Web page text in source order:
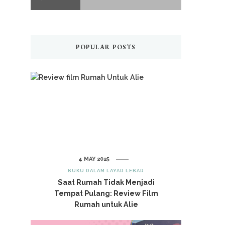
POPULAR POSTS
BUKU DALAM LAYAR LEBAR
Saat Rumah Tidak Menjadi
Tempat Pulang: Review Film
Rumah untuk Alie
4 MAY 2025